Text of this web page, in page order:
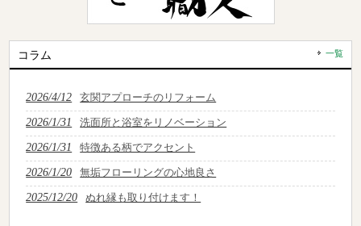
コラム 一覧
2026/4/12 玄関アプローチのリフォーム
2026/1/31 洗面所と浴室をリノベーション
2026/1/31 特徴ある柄でアクセント
2026/1/20 無垢フローリングの心地良さ
2025/12/20 ぬれ縁も取り付けます！